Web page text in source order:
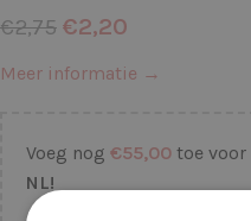
€2,75 €2,20
Meer informatie →
Voeg nog €55,00 toe voor
NL!